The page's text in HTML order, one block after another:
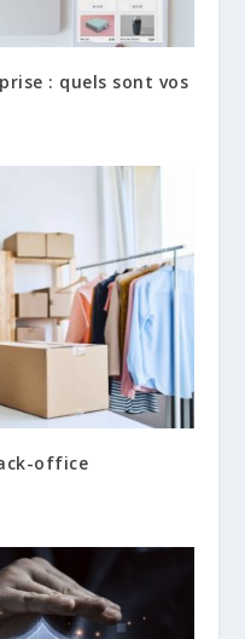
: quels sont vos
office